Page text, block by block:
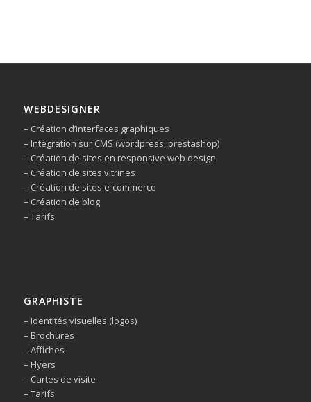
WEBDESIGNER
– Création d’interfaces graphiques
– Intégration sur CMS (wordpress, prestashop)
– Création de sites en responsive web design
– Création de sites vitrines
– Création de sites e-commerce
– Création de blog
– Tarifs
GRAPHISTE
– Identités visuelles (logos)
– Brochures
– Affiches
– Flyers
– Cartes de visite
– Tarifs